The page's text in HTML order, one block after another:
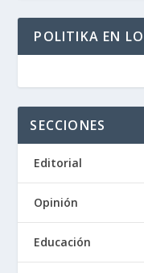
POLITIKA EN
SECCIONES
Editorial
Opinión
Educación